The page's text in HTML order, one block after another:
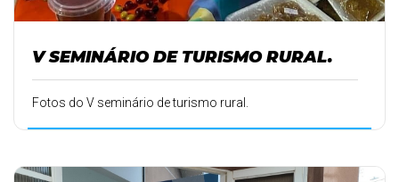
V SEMINÁRIO DE TURISMO RURAL.
Fotos do V seminário de turismo rural.